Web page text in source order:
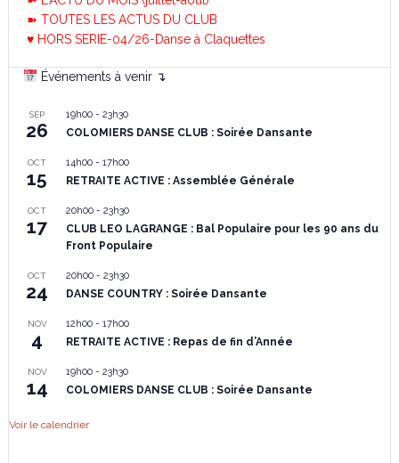
➽ TOUTES LES ACTUS DU CLUB
♥ HORS SERIE-04/26-Danse à Claquettes
Événements à venir ↴
SEP
26
19h00- 23h30
COLOMIERS DANSE CLUB : Soirée Dansante
OCT
15
14h00- 17h00
RETRAITE ACTIVE : Assemblée Générale
OCT
17
20h00- 23h30
CLUB LEO LAGRANGE : Bal Populaire pour les 90 ans du
Front Populaire
OCT
24
20h00- 23h30
DANSE COUNTRY : Soirée Dansante
NOV
4
12h00- 17h00
RETRAITE ACTIVE : Repas de fin d’Année
NOV
14
19h00- 23h30
COLOMIERS DANSE CLUB : Soirée Dansante
Voir le calendrier